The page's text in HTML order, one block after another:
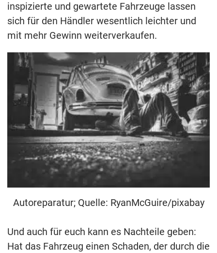
inspizierte und gewartete Fahrzeuge lassen
sich für den Händler wesentlich leichter und
mit mehr Gewinn weiterverkaufen.
Autoreparatur; Quelle: RyanMcGuire/pixabay
Und auch für euch kann es Nachteile geben:
Hat das Fahrzeug einen Schaden, der durch die